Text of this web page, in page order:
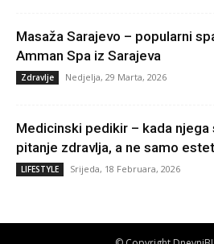
Masaža Sarajevo – popularni
Amman Spa iz Sarajeva
Zdravlje Nedjelja, 29 Marta, 2026
Medicinski pedikir – kada
pitanje zdravlja, a ne samo
LIFESTYLE Srijeda, 18 Februara, 2026